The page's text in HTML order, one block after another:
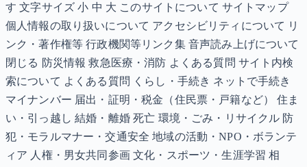
す 文字サイズ 小 中 大 このサイトについて サイトマップ
個人情報の取り扱いについて アクセシビリティについて リ
ンク・著作権等 行政機関等リンク集 音声読み上げについて
閉じる 防災情報 救急医療・消防 よくある質問 サイト内検
索について よくある質問 くらし・手続き ネットで手続き
マイナンバー 届出・証明・税金（住民票・戸籍など） 住ま
い・引っ越し 結婚・離婚 死亡 環境・ごみ・リサイクル 防
犯・モラルマナー・交通安全 地域の活動・NPO・ボランテ
ィア 人権・男女共同参画 文化・スポーツ・生涯学習 相